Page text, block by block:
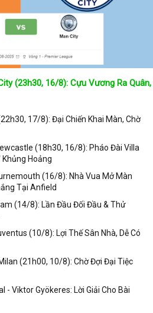
(23h30, 16/8): Cựu Vương Ra Quân,
17/8): Đại Chiến Khai Màn, Chờ
(18h30, 16/8): Pháo Đài Villa
Hoảng
(16/8): Nhà Vua Mở Màn
Tại Anfield
(14/8): Lần Đầu Đối Đầu & Thử
(10/8): Lợi Thế Sân Nhà, Dễ Có
(21h00, 10/8): Chờ Đợi Đại Tiệc
- Viktor Gyökeres: Lời Giải Cho Bài